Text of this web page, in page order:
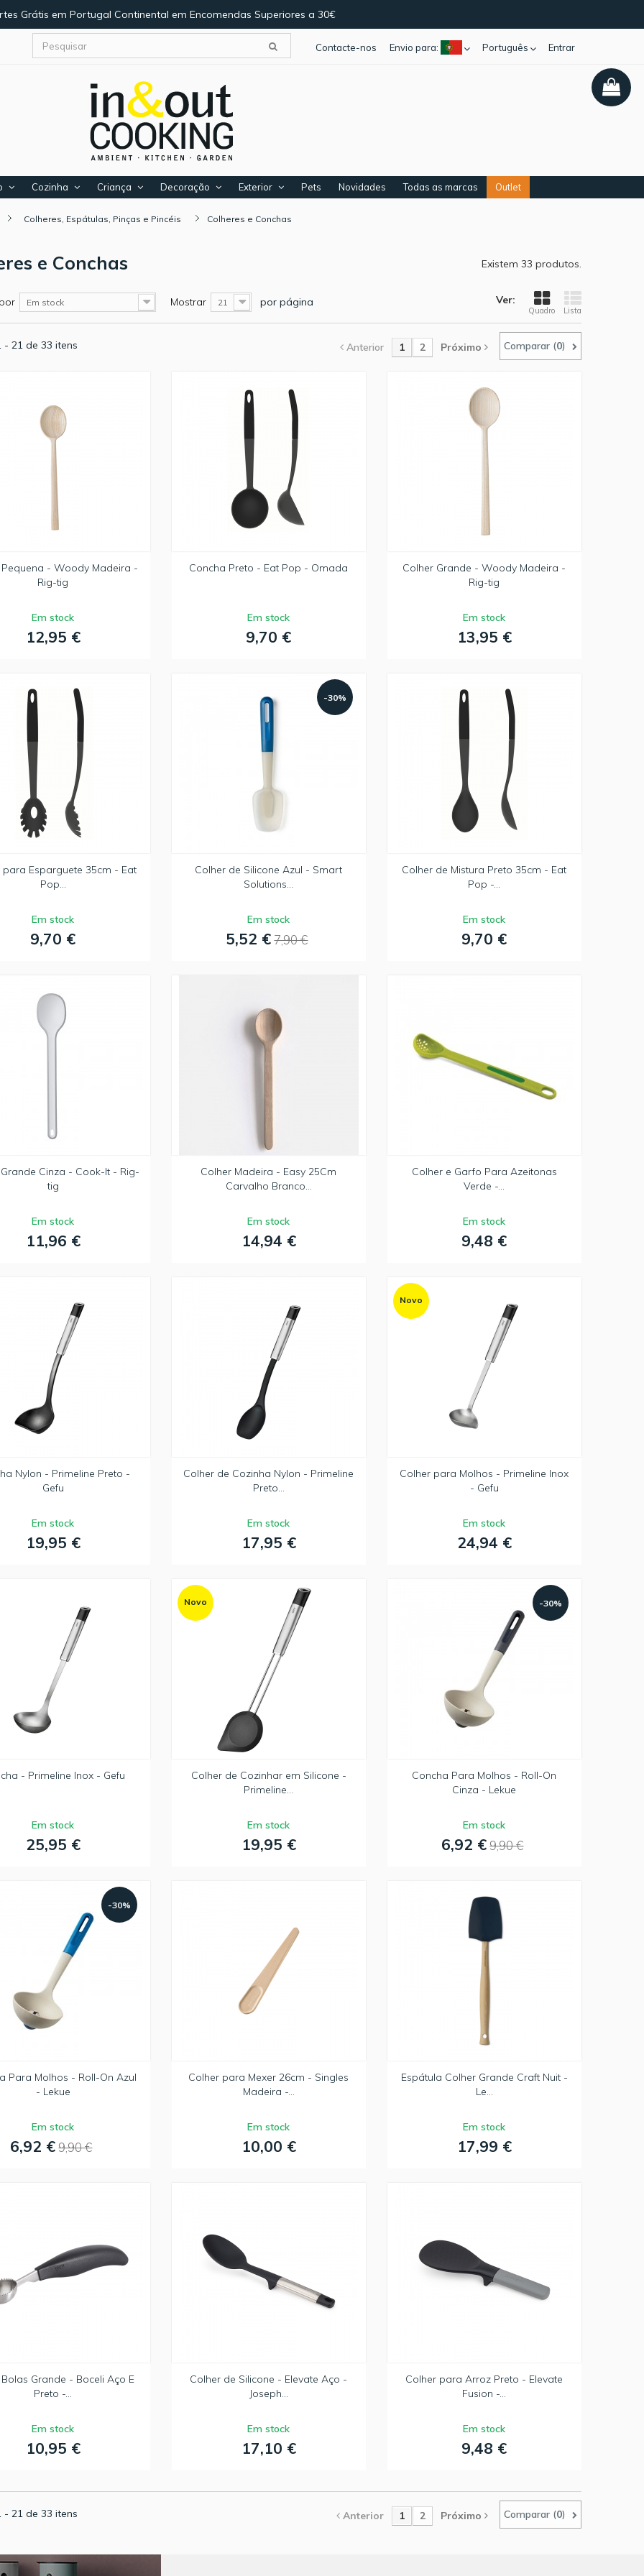
Grátis em Portugal Continental em Encomendas Superiores a 30€
Entrar
Português
Envio para:
Contacte-nos
Cozinha Criança Decoração Exterior Pets Novidades Todas as marcas Outlet
Colheres, Espátulas, Pinças e Pincéis Colheres e Conchas
e Conchas Existem 33 produtos.
Ver:
Quadro Lista
Em stock Mostrar 21 por página
Comparar (0)
Anterior 1 2 Próximo
- 21 de 33 itens
- Woody Madeira -
Rig-tig
Em stock
12,95 €
Concha Preto - Eat Pop - Omada
Em stock
9,70 €
Colher Grande - Woody Madeira -
Rig-tig
Em stock
13,95 €
para Esparguete 35cm - Eat
Pop...
Em stock
9,70 €
-30%
Colher de Silicone Azul - Smart
Solutions...
Em stock
5,52 € 7,90 €
Colher de Mistura Preto 35cm - Eat
Pop -...
Em stock
9,70 €
Cinza - Cook-It - Rig-
tig
Em stock
11,96 €
Colher Madeira - Easy 25Cm
Carvalho Branco...
Em stock
14,94 €
Colher e Garfo Para Azeitonas
Verde -...
Em stock
9,48 €
Nylon - Primeline Preto -
Gefu
Em stock
19,95 €
Colher de Cozinha Nylon - Primeline
Preto...
Em stock
17,95 €
Novo
Colher para Molhos - Primeline Inox
- Gefu
Em stock
24,94 €
- Primeline Inox - Gefu
Em stock
25,95 €
Novo
Colher de Cozinhar em Silicone -
Primeline...
Em stock
19,95 €
-30%
Concha Para Molhos - Roll-On
Cinza - Lekue
Em stock
6,92 € 9,90 €
-30%
Para Molhos - Roll-On Azul
- Lekue
Em stock
6,92 € 9,90 €
Colher para Mexer 26cm - Singles
Madeira -...
Em stock
10,00 €
Espátula Colher Grande Craft Nuit -
Le...
Em stock
17,99 €
Grande - Boceli Aço E
Preto -...
Em stock
10,95 €
Colher de Silicone - Elevate Aço -
Joseph...
Em stock
17,10 €
Colher para Arroz Preto - Elevate
Fusion -...
Em stock
9,48 €
Comparar (0)
Anterior 1 2 Próximo
- 21 de 33 itens